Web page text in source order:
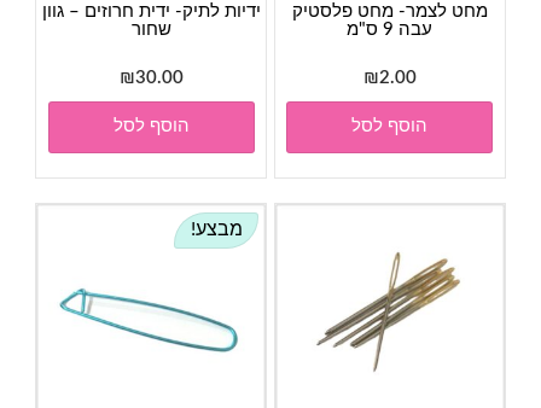
ידיות לתיק- ידית חרוזים – גוון
שחור
₪30.00
הוסף לסל
מחט לצמר- מחט פלסטיק
עבה 9 ס"מ
₪2.00
הוסף לסל
מבצע!